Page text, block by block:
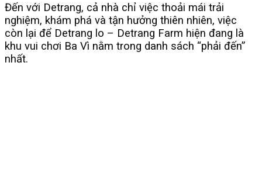
Đến với Detrang, cả nhà chỉ việc thoải mái trải
nghiệm, khám phá và tận hưởng thiên nhiên, việc
còn lại để Detrang lo – Detrang Farm hiện đang là
khu vui chơi Ba Vì nằm trong danh sách “phải đến”
nhất.